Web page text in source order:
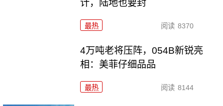
计，陆地也要封
最热 阅读 8370
4万吨老将压阵，054B新锐亮
相：美菲仔细品品
最热 阅读 8144